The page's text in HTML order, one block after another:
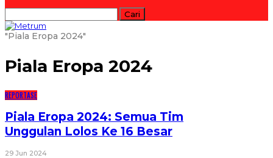
"Piala Eropa 2024"
Piala Eropa 2024
REPORTASE
Piala Eropa 2024: Semua Tim
Unggulan Lolos Ke 16 Besar
29 Jun 2024